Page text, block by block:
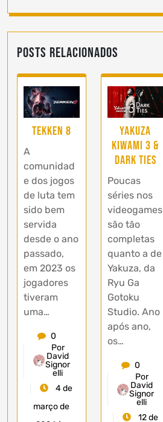
Posts Relacionados
Tekken 8
A
comunidad
e dos jogos
de luta tem
sido bem
servida
desde o ano
passado,
em 2023 os
jogadores
tiveram
uma…
0
Por
David
Signor
elli
4 de
março de
Yakuza
Kiwami 3 &
Dark Ties
Poucas
séries nos
videogames
são tão
completas
quanto a de
Yakuza, da
Ryu Ga
Gotoku
Studio. Ano
após ano,
os…
0
Por
David
Signor
elli
12 de